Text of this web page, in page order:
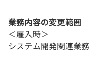
業務内容の変更範囲
＜雇入時＞
システム開発関連業務